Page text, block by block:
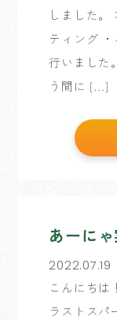
しました。
ティング
行いました
う間に […]
あーにゃ
2022.07.19
こんにちは
ラストスパ